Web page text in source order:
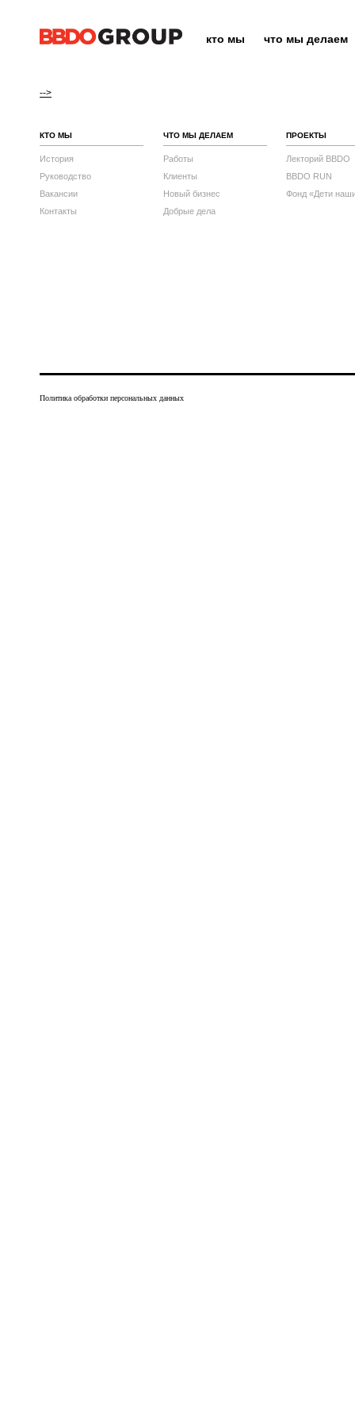
кто мы что мы делаем
-->
КТО МЫ
История
Руководство
Вакансии
Контакты
ЧТО МЫ ДЕЛАЕМ
Работы
Клиенты
Новый бизнес
Добрые дела
ПРОЕКТЫ
Лекторий BBDO
BBDO RUN
Фонд «Дети
Политика обработки персональных данных